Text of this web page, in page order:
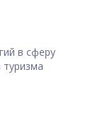
в сферу